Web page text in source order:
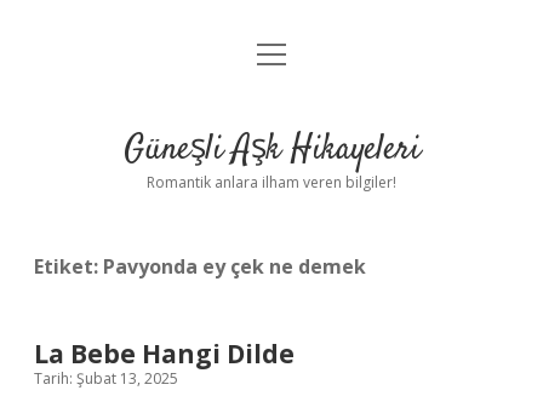
Anasayfa
Yasal Uyarı
menüyü
Güneşli Aşk Hikayeleri
Romantik anlara ilham veren bilgiler!
Etiket: Pavyonda ey çek ne demek
La Bebe Hangi Dilde
Tarih: Şubat 13, 2025